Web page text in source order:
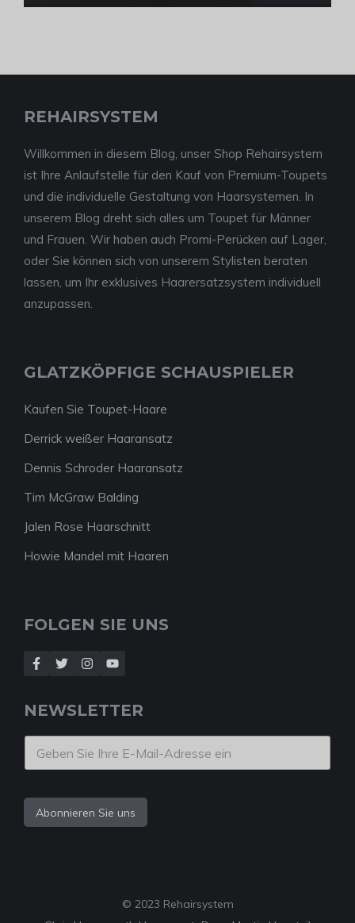
REHAIRSYSTEM
Willkommen in diesem Blog, unser Shop Rehairsystem
ist Ihre Anlaufstelle für den Kauf von Premium-Toupets
und die individuelle Gestaltung von Haarsystemen. In
unserem Blog dreht sich alles um Toupet für Männer
und Frauen. Wir haben auch Promi-Perücken auf Lager,
oder Sie können sich von unserem Stylisten beraten
lassen, um Ihr exklusives Haarersatzsystem individuell
anzupassen.
GLATZKÖPFIGE SCHAUSPIELER
Kaufen Sie Toupet-Haare
Derrick weißer Haaransatz
Dennis Schroder Haaransatz
Tim McGraw Balding
Jalen Rose Haarschnitt
Howie Mandel mit Haaren
FOLGEN SIE UNS
NEWSLETTER
Abonnieren Sie uns
© 2023 Rehairsystem